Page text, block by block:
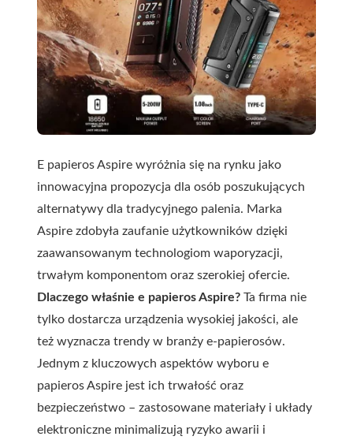
E papieros Aspire wyróżnia się na rynku jako
innowacyjna propozycja dla osób poszukujących
alternatywy dla tradycyjnego palenia. Marka
Aspire zdobyła zaufanie użytkowników dzięki
zaawansowanym technologiom waporyzacji,
trwałym komponentom oraz szerokiej ofercie.
Dlaczego właśnie e papieros Aspire? Ta firma nie
tylko dostarcza urządzenia wysokiej jakości, ale
też wyznacza trendy w branży e-papierosów.
Jednym z kluczowych aspektów wyboru e
papieros Aspire jest ich trwałość oraz
bezpieczeństwo – zastosowane materiały i układy
elektroniczne minimalizują ryzyko awarii i